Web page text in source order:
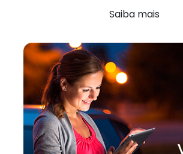
Saiba mais